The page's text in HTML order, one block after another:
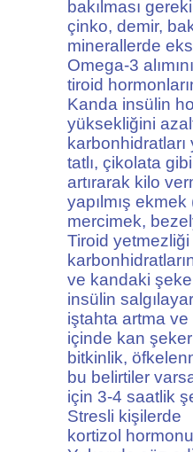
bakılması
çinko, demir,
minerallerde
Omega-3
tiroid
Kanda insülin
yüksekliğini
tatlı, çikolata
artırarak kilo
yapılmış
mercimek,
Tiroid
ve kandaki
insülin
iştahta artma
içinde kan
bitkinlik,
bu belirtiler
için 3-4 saatlik
Stresli kişilerde
kortizol